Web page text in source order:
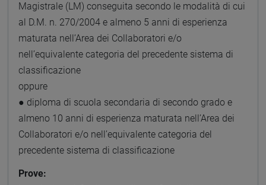
Magistrale (LM) conseguita secondo le modalità di cui
al D.M. n. 270/2004 e almeno 5 anni di esperienza
maturata nell’Area dei Collaboratori e/o
nell’equivalente categoria del precedente sistema di
classificazione
oppure
● diploma di scuola secondaria di secondo grado e
almeno 10 anni di esperienza maturata nell’Area dei
Collaboratori e/o nell’equivalente categoria del
precedente sistema di classificazione
Prove: